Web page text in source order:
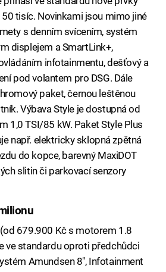
tisíc. Novinkami jsou mimo jiné
s denním svícením, systém
displejem a SmartLink+,
infotainmentu, dešťový a
pod volantem pro DSG. Dále
paket, černou leštěnou
Výbava Style je dostupná od
1,0 TSI/85 kW. Paket Style Plus
např. elektricky sklopná zpětná
do kopce, barevný MaxiDOT
slitin či parkovací senzory
679.900 Kč s motorem 1.8
ve standardu oproti předchůdci
Amundsen 8", Infotainment